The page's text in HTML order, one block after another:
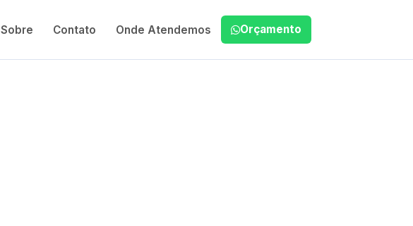
Sobre Contato Onde Atendemos Orçamento